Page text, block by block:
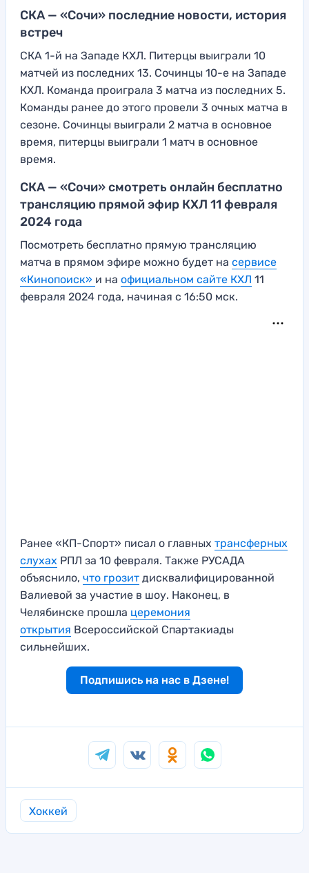
СКА — «Сочи» последние новости, история
встреч
СКА 1-й на Западе КХЛ. Питерцы выиграли 10
матчей из последних 13. Сочинцы 10-е на Западе
КХЛ. Команда проиграла 3 матча из последних 5.
Команды ранее до этого провели 3 очных матча в
сезоне. Сочинцы выиграли 2 матча в основное
время, питерцы выиграли 1 матч в основное
время.
СКА — «Сочи» смотреть онлайн бесплатно
трансляцию прямой эфир КХЛ 11 февраля
2024 года
Посмотреть бесплатно прямую трансляцию
матча в прямом эфире можно будет на сервисе
«Кинопоиск» и на официальном сайте КХЛ 11
февраля 2024 года, начиная с 16:50 мск.
Ранее «КП-Спорт» писал о главных трансферных
слухах РПЛ за 10 февраля. Также РУСАДА
объяснило, что грозит дисквалифицированной
Валиевой за участие в шоу. Наконец, в
Челябинске прошла церемония
открытия Всероссийской Спартакиады
сильнейших.
Подпишись на нас в Дзене!
Хоккей